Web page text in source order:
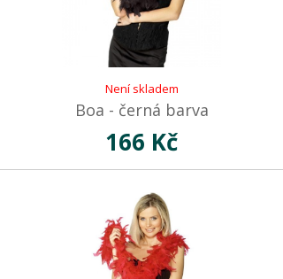
Není skladem
Boa - černá barva
166 Kč